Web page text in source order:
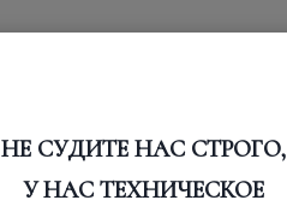
НЕ СУДИТЕ НАС СТРОГО,
У НАС ТЕХНИЧЕСКОЕ